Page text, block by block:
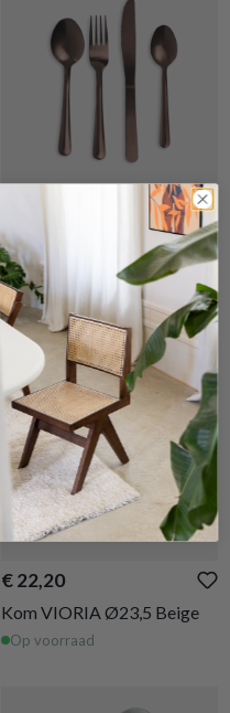
Bestek HARMY 16Del.
Brons
Op voorraad
€ 22,20
Kom VIORIA Ø23,5 Beige
Op voorraad